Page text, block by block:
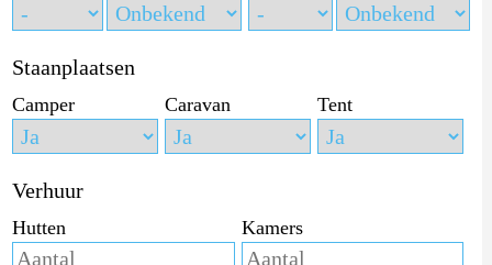
Staanplaatsen
Camper Caravan Tent
Verhuur
Hutten Kamers